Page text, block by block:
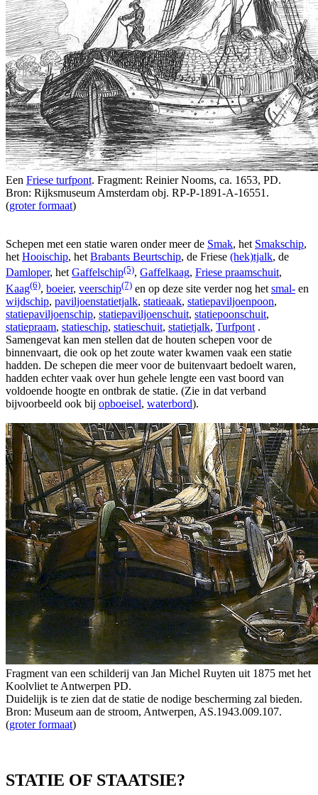
Een Friese turfpont. Fragment: Reinier Nooms, ca. 1653, PD.
Bron: Rijksmuseum Amsterdam obj. RP-P-1891-A-16551.
(groter formaat)
Schepen met een statie waren onder meer de Smak, het Smakschip,
het Hooischip, het Brabants Beurtschip, de Friese (hek)tjalk, de
Damloper, hetGaffelschip(5), Gaffelkaag, Friese praamschuit,
Kaag(6), boeier, veerschip(7) en op deze site verder nog het smal- en
wijdschip, paviljoenstatietjalk, statieaak, statiepaviljoenpoon,
statiepaviljoenschip, statiepaviljoenschuit, statiepoonschuit,
statiepraam, statieschip, statieschuit, statietjalk, Turfpont .
Samengevat kan men stellen dat de houten schepen voor de
binnenvaart, die ook op het zoute water kwamen vaak een statie
hadden. De schepen die meer voor de buitenvaart bedoelt waren,
hadden echter vaak over hun gehele lengte een vast boord van
voldoende hoogte en ontbrak de statie. (Zie in dat verband
bijvoorbeeld ook bij opboeisel, waterbord).
Fragment van een schilderij van Jan Michel Ruyten uit 1875 met het
Koolvliet te Antwerpen PD.
Duidelijk is te zien dat de statie de nodige bescherming zal bieden.
Bron: Museum aan de stroom, Antwerpen, AS.1943.009.107.
(groter formaat)
STATIE OF STAATSIE?